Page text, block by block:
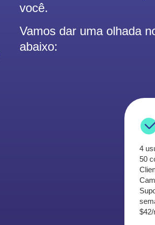
você.
Vamos dar uma olhada
abaixo:
4
50